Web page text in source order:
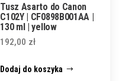
Tusz Asarto do Canon
C102Y | CF0898B001AA |
130 ml | yellow
192,00 zł
Dodaj do koszyka